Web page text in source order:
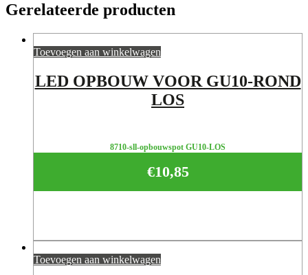
Gerelateerde producten
Toevoegen aan winkelwagen
LED OPBOUW VOOR GU10-ROND
LOS
8710-sll-opbouwspot GU10-LOS
€10,85
Toevoegen aan winkelwagen